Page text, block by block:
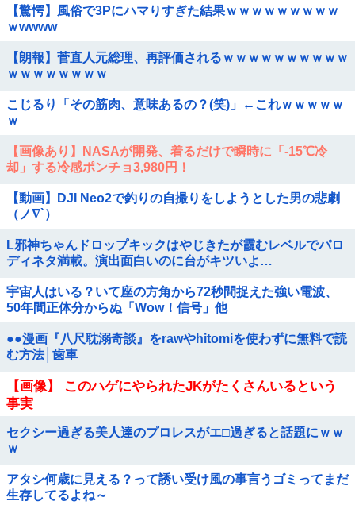
【驚愕】風俗で3Pにハマりすぎた結果ｗｗｗｗｗｗｗｗｗ
ｗwwww
【朗報】菅直人元総理、再評価されるｗｗｗｗｗｗｗｗｗｗ
ｗｗｗｗｗｗｗｗ
こじるり「その筋肉、意味あるの？(笑)」←これｗｗｗｗｗ
ｗ
【画像あり】NASAが開発、着るだけで瞬時に「-15℃冷
却」する冷感ポンチョ3,980円！
【動画】DJI Neo2で釣りの自撮りをしようとした男の悲劇
（ノ∇`）
L邪神ちゃんドロップキックはやじきたが霞むレベルでパロ
ディネタ満載。演出面白いのに台がキツいよ…
宇宙人はいる？いて座の方角から72秒間捉えた強い電波、
50年間正体分からぬ「Wow！信号」他
●●漫画『八尺耽溺奇談』をrawやhitomiを使わずに無料で読
む方法│歯車
【画像】 このハゲにやられたJKがたくさんいるという
事実
セクシー過ぎる美人達のプロレスがエ□過ぎると話題にｗｗ
ｗ
アタシ何歳に見える？って誘い受け風の事言うゴミってまだ
生存してるよね～